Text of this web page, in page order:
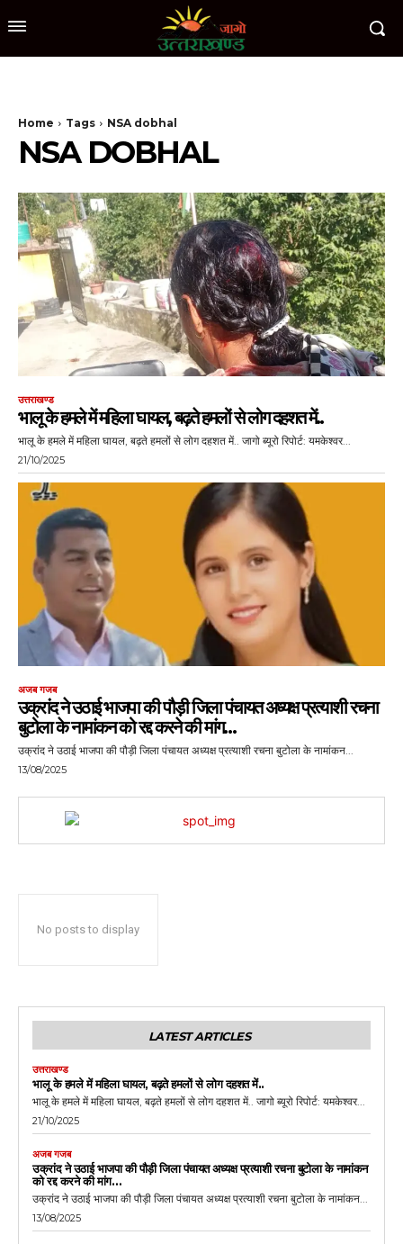
Home Tags NSA dobhal
NSA DOBHAL
उत्तराखण्ड
भालू के हमले में महिला घायल, बढ़ते हमलों से लोग दहशत में..
भालू के हमले में महिला घायल, बढ़ते हमलों से लोग दहशत में.. जागो ब्यूरो रिपोर्ट: यमकेश्वर...
21/10/2025
अजब गजब
उक्रांद ने उठाई भाजपा की पौड़ी जिला पंचायत अध्यक्ष प्रत्याशी रचना
बुटोला के नामांकन को रद्द करने की मांग…
उक्रांद ने उठाई भाजपा की पौड़ी जिला पंचायत अध्यक्ष प्रत्याशी रचना बुटोला के नामांकन...
13/08/2025
No posts to display
LATEST ARTICLES
उत्तराखण्ड
भालू के हमले में महिला घायल, बढ़ते हमलों से लोग दहशत में..
भालू के हमले में महिला घायल, बढ़ते हमलों से लोग दहशत में.. जागो ब्यूरो रिपोर्ट: यमकेश्वर...
21/10/2025
अजब गजब
उक्रांद ने उठाई भाजपा की पौड़ी जिला पंचायत अध्यक्ष प्रत्याशी रचना बुटोला के नामांकन
को रद्द करने की मांग…
उक्रांद ने उठाई भाजपा की पौड़ी जिला पंचायत अध्यक्ष प्रत्याशी रचना बुटोला के नामांकन...
13/08/2025